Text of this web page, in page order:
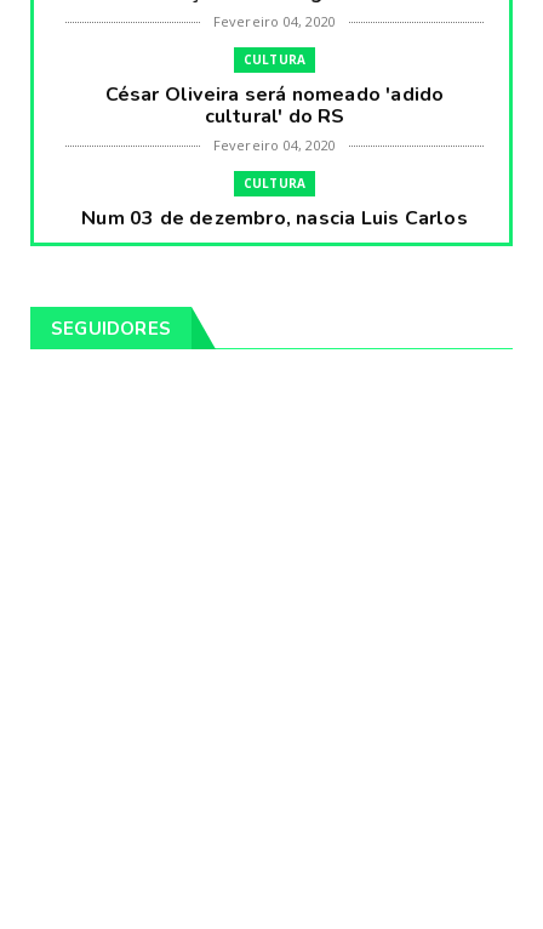
Fevereiro 04, 2020
CULTURA
César Oliveira será nomeado 'adido
cultural' do RS
Fevereiro 04, 2020
CULTURA
Num 03 de dezembro, nascia Luis Carlos
Prestes, o Cavaleiro ...
Pintores da Temática Gauchesca - parte
SEGUIDORES